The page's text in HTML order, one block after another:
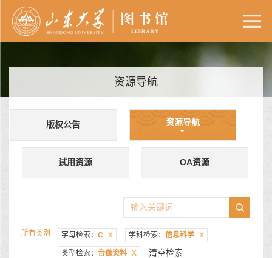
资源导航
版权公告 资源导航
试用资源 OA资源
所有类别 字母检索： C X 学科检索： 信息科学 X
类型检索： 音像资料 X 清空检索